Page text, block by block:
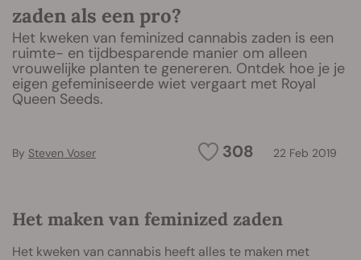
zaden als een pro?
Het kweken van feminized cannabis zaden is een
ruimte- en tijdbesparende manier om alleen
vrouwelijke planten te genereren. Ontdek hoe je je
eigen gefeminiseerde wiet vergaart met Royal
Queen Seeds.
308 22 Feb 2019
By Steven Voser
Het maken van feminized zaden
Het kweken van cannabis heeft alles te maken met